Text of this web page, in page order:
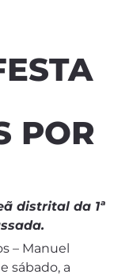
POR
distrital da 1ª
– Manuel
sábado, a